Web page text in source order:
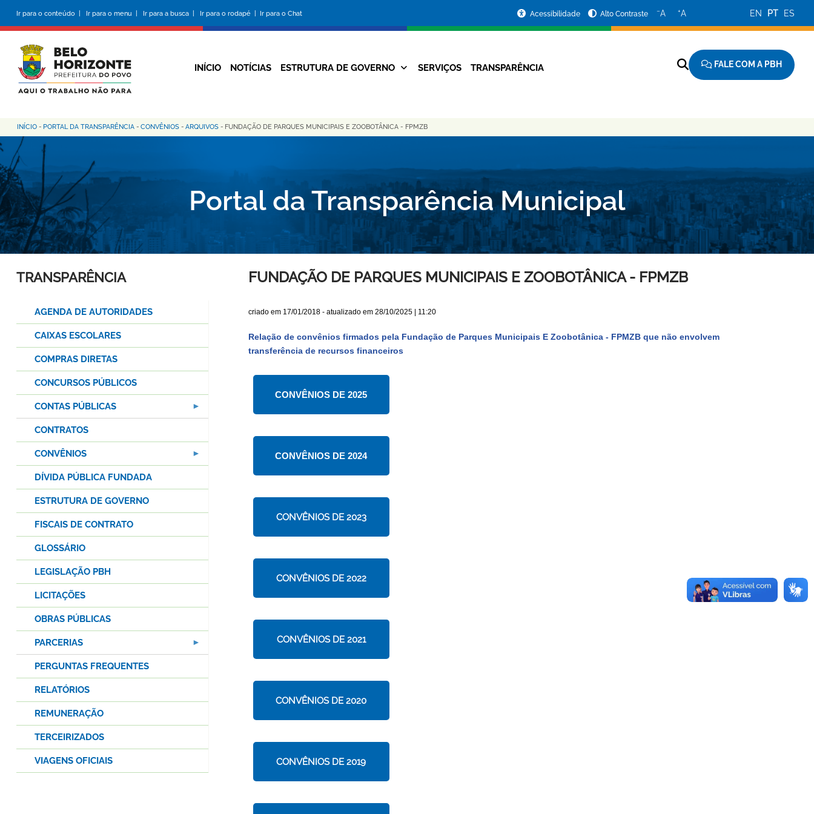
conteúdo
principal
Ir para o conteúdo | Ir para o menu | Ir para a busca | Ir para o rodapé | Ir para o Chat
da
Prefeitura
Horizonte
Acessibilidade Alto Contraste −A +A EN PT ES
Navegação
INÍCIO NOTÍCIAS ESTRUTURA DE GOVERNO SERVIÇOS TRANSPARÊNCIA FALE COM A PBH
Trilha
de
navegação
INÍCIO - PORTAL DA TRANSPARÊNCIA - CONVÊNIOS - ARQUIVOS - FUNDAÇÃO DE PARQUES MUNICIPAIS E ZOOBOTÂNICA - FPMZB
Portal da Transparência Municipal
FUNDAÇÃO DE PARQUES MUNICIPAIS E ZOOBOTÂNICA - FPMZB
criado em 17/01/2018- atualizado em 28/10/2025 | 11:20
Relação de convênios firmados pela Fundação de Parques Municipais E Zoobotânica - FPMZB que não envolvem
transferência de recursos financeiros
CONVÊNIOS DE 2025
CONVÊNIOS DE 2024
CONVÊNIOS DE 2023
CONVÊNIOS DE 2022
CONVÊNIOS DE 2021
CONVÊNIOS DE 2020
CONVÊNIOS DE 2019
TRANSPARÊNCIA
AGENDA DE AUTORIDADES
CAIXAS ESCOLARES
COMPRAS DIRETAS
CONCURSOS PÚBLICOS
CONTAS PÚBLICAS
CONTRATOS
CONVÊNIOS
DÍVIDA PÚBLICA FUNDADA
ESTRUTURA DE GOVERNO
FISCAIS DE CONTRATO
GLOSSÁRIO
LEGISLAÇÃO PBH
LICITAÇÕES
OBRAS PÚBLICAS
PARCERIAS
PERGUNTAS FREQUENTES
RELATÓRIOS
REMUNERAÇÃO
TERCEIRIZADOS
VIAGENS OFICIAIS